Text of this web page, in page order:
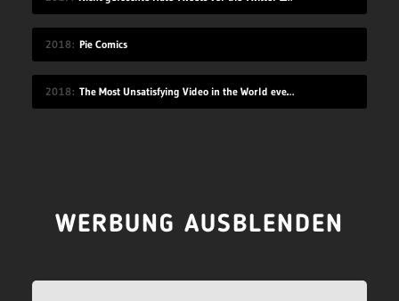
2018 Pie Comics
2018 The Most Unsatisfying Video in the World ever made – part 2
WERBUNG AUSBLENDEN